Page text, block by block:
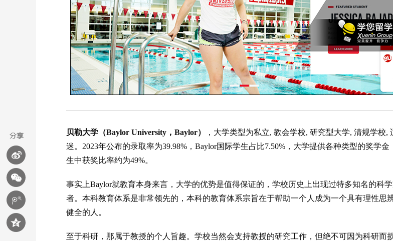
贝勒大学（Baylor University，Baylor）
，大学类型为私立, 教会学校, 研究型大学, 清规学校,
迷。2023年公布的录取率为39.98%，Baylor国际学生占比7.50%，大学提供各种类型的奖学金
生中获奖比率约为49%。
事实上Baylor就教育本身来言，大学的优势是值得保证的，学校历史上出现过特多知名的科
者。本科教育体系是非常领先的，本科的教育体系宗旨在于帮助一个人成为一个具有理性思
健全的人。
至于科研，那属于教授的个人旨趣。学校当然会支持教授的研究工作，但绝不可因为科研而